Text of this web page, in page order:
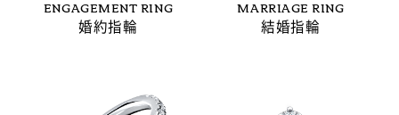
ENGAGEMENT RING
婚約指輪
MARRIAGE RING
結婚指輪